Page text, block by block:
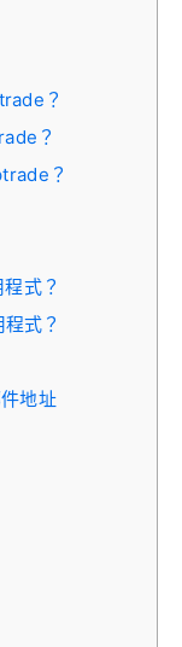
？
？
？
式？
式？
地址